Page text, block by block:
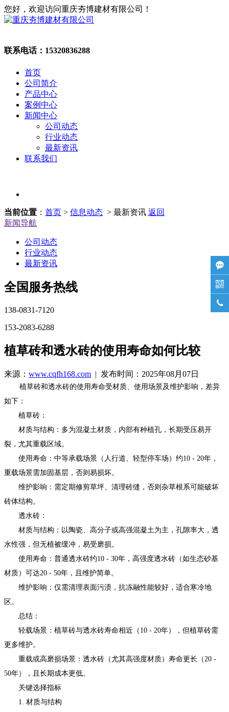
您好，欢迎访问重庆夯博建材有限公司！
联系电话： 15320836288
首页
公司简介
产品中心
案例中心
新闻中心
公司动态
行业动态
最新资讯
联系我们
当前位置 ： 首页 > 信息动态 > 最新资讯 返回
新闻导航
公司动态
行业动态
最新资讯
全国服务热线
138-0831-7120
153-2083-6288
植草砖和透水砖的使用寿命如何比较
来源： www.cqfh168.com | 发布时间：2025年08月07日
植草砖和透水砖的使用寿命受材质、使用场景及维护影响，差异
如下：
植草砖：
材质与结构：多为混凝土材质，内部有种植孔，长期受压易开
裂，尤其重载区域。
使用寿命：中等承载场景（人行道、轻型停车场）约10 - 20年，
重载场景需加固基层，否则易损坏。
维护影响：需定期修剪草坪、清理砖缝，否则杂草根系可能破坏
砖体结构。
透水砖：
材质与结构：以陶瓷、高分子或高强混凝土为主，孔隙率大，透
水性强，但无植被缓冲，易受磨损。
使用寿命：普通透水砖约10 - 30年，高强度透水砖（如生态砂基
材质）可达20 - 50年，且维护简单。
维护影响：仅需清理表面污渍，抗冻融性能较好，适合寒冷地
区。
总结：
轻载场景：植草砖与透水砖寿命相近（10 - 20年），但植草砖需
更多维护。
重载或高磨损场景：透水砖（尤其高强度材质）寿命更长（20 -
50年），且长期成本更低。
关键选择指标
1. 材质与结构


